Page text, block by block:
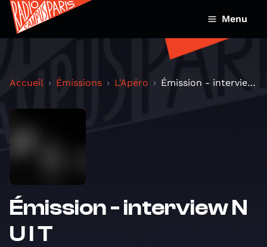
Menu
Accueil Émissions L'Apéro Émission - interview N U I T
Émission - interview N
U I T